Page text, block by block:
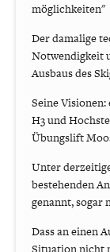
möglichkeiten"
Der damalige
Notwendigkeit
Ausbaus des
Seine
H3 und
Übungslift
Unter
bestehenden
genannt, sogar
Dass an einen
Situation nicht